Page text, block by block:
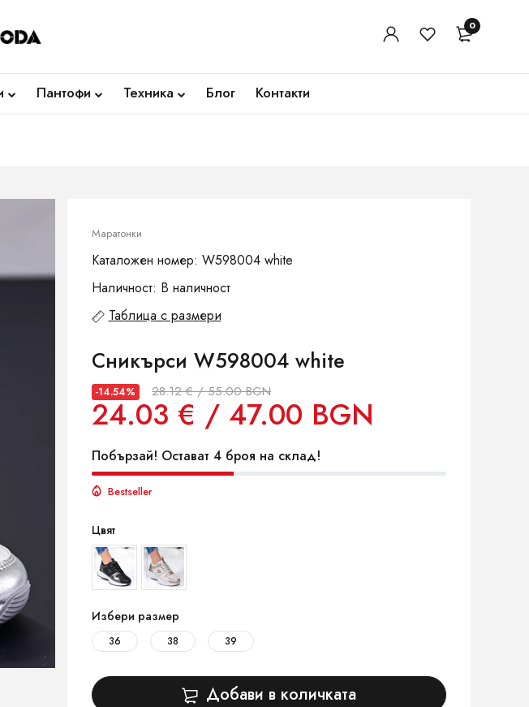
0
Пантофи Техника Блог Контакти
Маратонки
Каталожен номер: W598004 white
Наличност: В наличност
Таблица с размери
Сникърси W598004 white
-14.54% 28.12 € / 55.00 BGN
24.03 € / 47.00 BGN
Побързай! Остават 4 броя на склад!
Bestseller
Цвят
Избери размер
36 38 39
Добави в количката